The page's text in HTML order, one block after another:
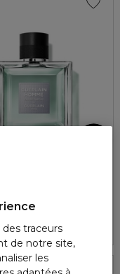
€ 4.7
des traceurs
de notre site,
les